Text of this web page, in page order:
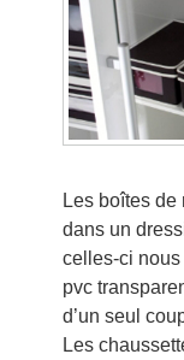
Les boîtes de
dans un
celles-ci nous
pvc
d’un seul
Les